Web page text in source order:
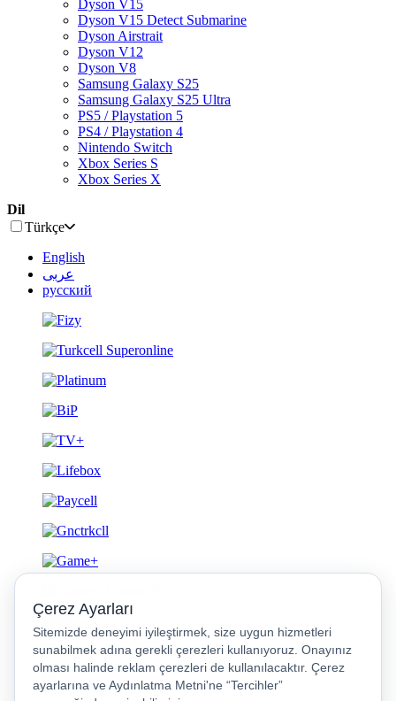
Dyson V15
Dyson V15 Detect Submarine
Dyson Airstrait
Dyson V12
Dyson V8
Samsung Galaxy S25
Samsung Galaxy S25 Ultra
PS5 / Playstation 5
PS4 / Playstation 4
Nintendo Switch
Xbox Series S
Xbox Series X
Dil
Türkçe
English
عربى
русский